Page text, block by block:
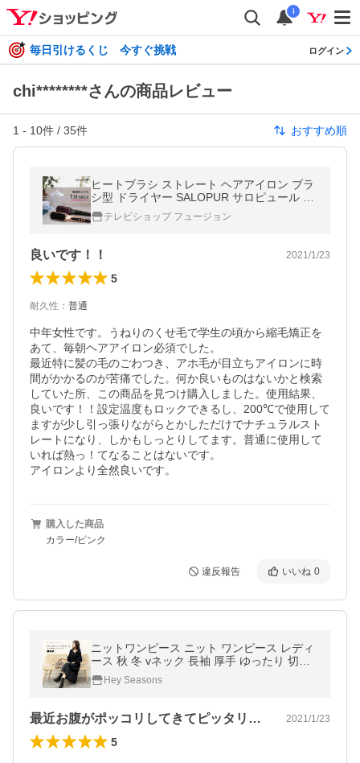
i
毎日引けるくじ 今すぐ挑戦 ログイン
chi********さんの商品レビュー
1 - 10件 / 35件 おすすめ順
ヒートブラシ ストレート ヘアアイロン ブラ
シ型 ドライヤー SALOPUR サロピュール ギ
フトにも ポイント利用
テレビショップ フュージョン
良いです！！ 2021/1/23
5
耐久性 ： 普通
中年女性です。うねりのくせ毛で学生の頃から縮毛矯正を
あて、毎朝ヘアアイロン必須でした。
最近特に髪の毛のごわつき、アホ毛が目立ちアイロンに時
間がかかるのが苦痛でした。何か良いものはないかと検索
していた所、この商品を見つけ購入しました。使用結果、
良いです！！設定温度もロックできるし、200℃で使用して
ますが少し引っ張りながらとかしただけでナチュラルスト
レートになり、しかもしっとりしてます。普通に使用して
いれば熱っ！てなることはないです。
アイロンより全然良いです。
購入した商品
カラー/ピンク
違反報告 いいね 0
ニットワンピース ニット ワンピース レディ
ース 秋 冬 vネック 長袖 厚手 ゆったり 切り
替え プリーツ ロングワンピース 秋服 レディ
ース(Hop89.He.M)
Hey Seasons
最近お腹がポッコリしてきてピッタリした… 2021/1/23
5